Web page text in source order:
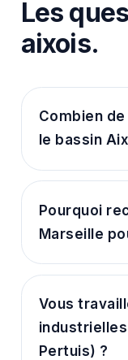
Les
aixois.
Combien
le bassin
Pourquoi
Marseille
Vous
Pertuis) ?